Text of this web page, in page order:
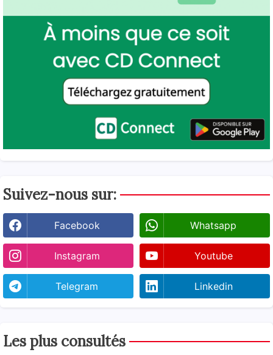
Suivez-nous sur:
Facebook Whatsapp
Instagram Youtube
Telegram Linkedin
Les plus consultés